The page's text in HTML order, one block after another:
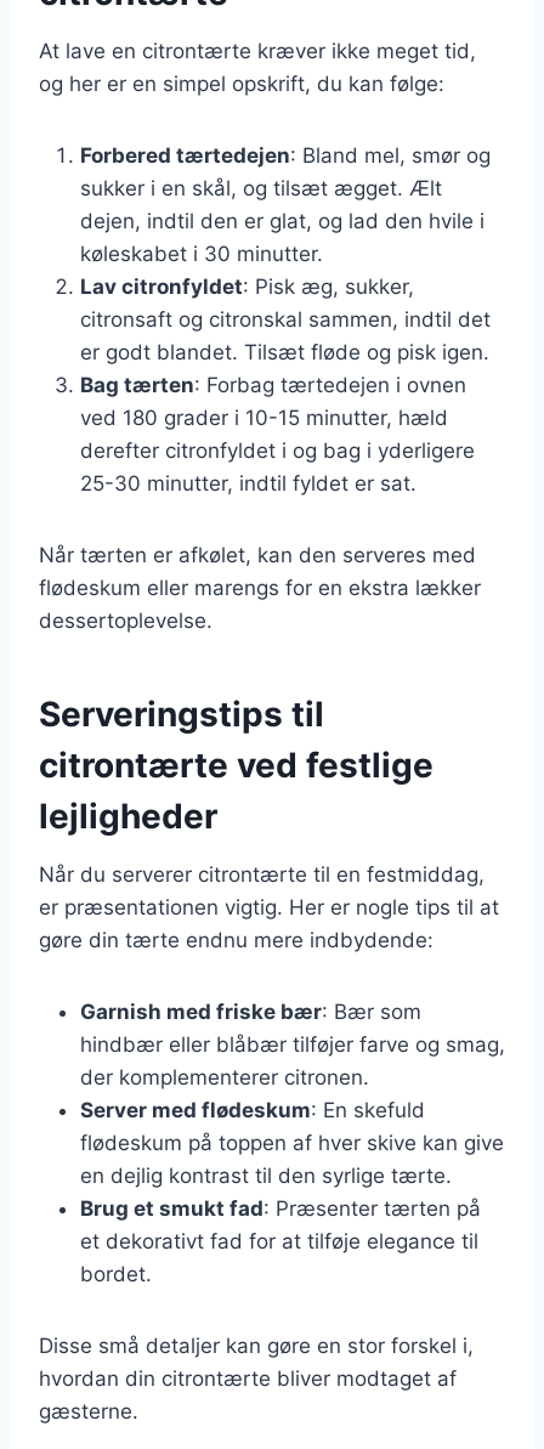
At lave en citrontærte kræver ikke meget tid,
og her er en simpel opskrift, du kan følge:
Forbered tærtedejen: Bland mel, smør og
sukker i en skål, og tilsæt ægget. Ælt
dejen, indtil den er glat, og lad den hvile i
køleskabet i 30 minutter.
Lav citronfyldet: Pisk æg, sukker,
citronsaft og citronskal sammen, indtil det
er godt blandet. Tilsæt fløde og pisk igen.
Bag tærten: Forbag tærtedejen i ovnen
ved 180 grader i 10-15 minutter, hæld
derefter citronfyldet i og bag i yderligere
25-30 minutter, indtil fyldet er sat.
Når tærten er afkølet, kan den serveres med
flødeskum eller marengs for en ekstra lækker
dessertoplevelse.
Serveringstips til
citrontærte ved festlige
lejligheder
Når du serverer citrontærte til en festmiddag,
er præsentationen vigtig. Her er nogle tips til at
gøre din tærte endnu mere indbydende:
Garnish med friske bær: Bær som
hindbær eller blåbær tilføjer farve og smag,
der komplementerer citronen.
Server med flødeskum: En skefuld
flødeskum på toppen af hver skive kan give
en dejlig kontrast til den syrlige tærte.
Brug et smukt fad: Præsenter tærten på
et dekorativt fad for at tilføje elegance til
bordet.
Disse små detaljer kan gøre en stor forskel i,
hvordan din citrontærte bliver modtaget af
gæsterne.